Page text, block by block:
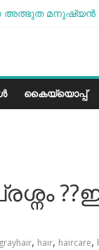
അത്ഭുത മനുഷ്യന്‍
മിഠായികള്‍
കൈയ്യൊപ്പ്
grayhair, hair, haircare,